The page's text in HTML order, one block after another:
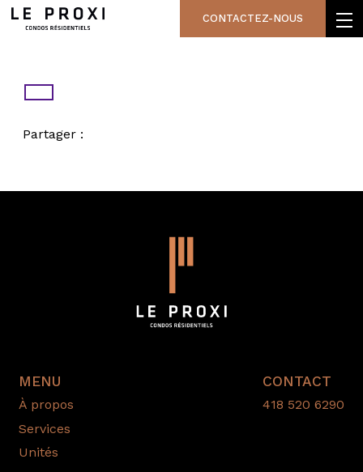
CONTACTEZ-NOUS
Partager :
MENU
À propos
Services
Unités
CONTACT
418 520 6290